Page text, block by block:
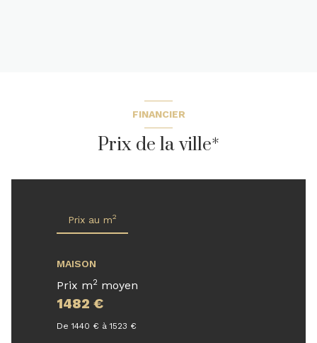
FINANCIER
Prix de la ville*
Prix au m2
MAISON
Prix m2 moyen
1482 €
De 1440 € à 1523 €